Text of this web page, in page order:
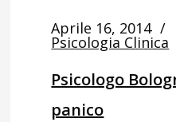
Aprile 16, 2014
Psicologia Clinica
Psicologo
panico